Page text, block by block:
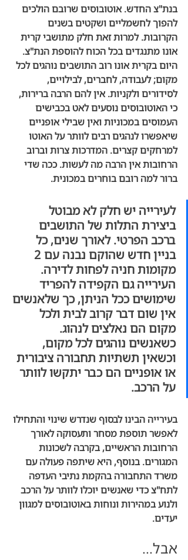
בנת"צ החדש. אוטובוסים שרובם הולכים
להפוך לחשמליים ושקטים בשנים
הקרובות. למרות זאת חלק מתושבי קרית
אונו מתנגדים בכל הכוח להוספת הנת"צ.
היום בקרית אונו רוב התושבים נוהגים לכל
מקום; לעבודה, לחברים, לבילויים,
לסידורים ולקניות. אין להם הרבה ברירות,
כי האוטובוסים נוסעים לאט בכבישים
העמוסים במכוניות ואין שבילי אופניים
שיאפשרו לנהגים רבים לוותר על האוטו
למרחקים קצרים. המדרכות צרות וברוב
הרחובות אין הרבה מה לעשות. ככה שדי
ברור למה רובם בוחרים במכונית.
לעירייה יש חלק לא מבוטל
ביצירת התלות של התושבים
ברכב הפרטי. לאורך שנים, כל
מקומות חניה לפחות לדירה.
העירייה גם הקפידה להפריד
שימושים ככל הניתן, כך שלאנשים
אין שום דבר קרוב לבית ולכל
מקום הם נאלצים לנהוג.
כשאנשים נוהגים לכל מקום,
וכשאין תשתיות תחבורה ציבורית
או אופניים הם כבר יתקשו לוותר
על הרכב.
בעירייה הבינו לבסוף שנדרש שינוי והתחילו
לאפשר תוספת מסחר ותעסוקה לאורך
הרחובות הראשיים, בקרבה לשכונות
המגורים. בנוסף, היא שיתפה פעולה עם
משרד התחבורה בהקמת נתיבי העדפה
לתח"צ כדי שאנשים יוכלו לוותר על הרכב
ולנוע במהירות ונוחות באוטובוסים למגוון
יעדים.
אבל...